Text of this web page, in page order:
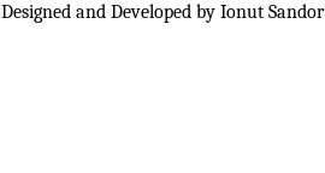
Designed and Developed by Ionut Sandor